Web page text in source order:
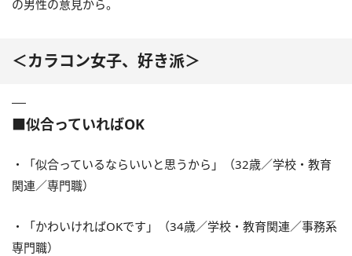
の男性の意見から。
＜カラコン女子、好き派＞
■似合っていればOK
・「似合っているならいいと思うから」（32歳／学校・教育
関連／専門職）
・「かわいければOKです」（34歳／学校・教育関連／事務系
専門職）